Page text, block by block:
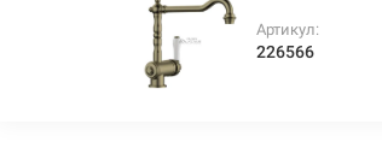
Артикул:
226566